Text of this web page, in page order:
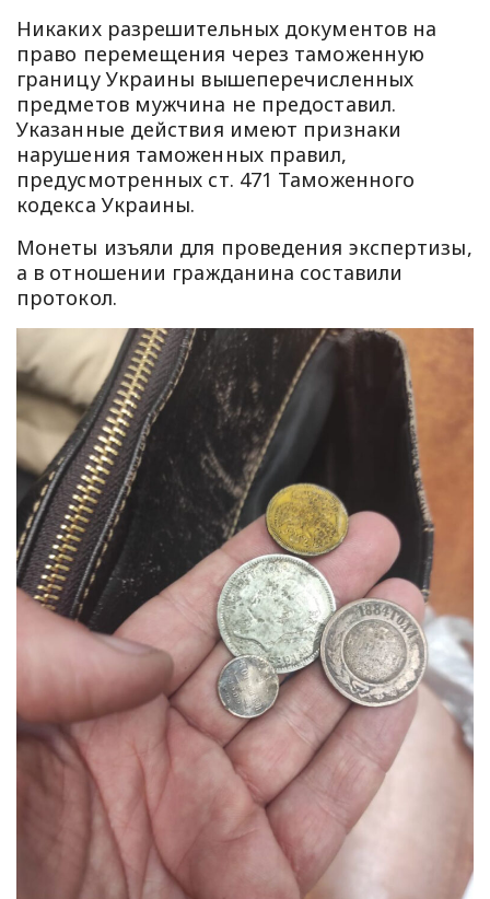
Никаких разрешительных документов на
право перемещения через таможенную
границу Украины вышеперечисленных
предметов мужчина не предоставил.
Указанные действия имеют признаки
нарушения таможенных правил,
предусмотренных ст. 471 Таможенного
кодекса Украины.
Монеты изъяли для проведения экспертизы,
а в отношении гражданина составили
протокол.